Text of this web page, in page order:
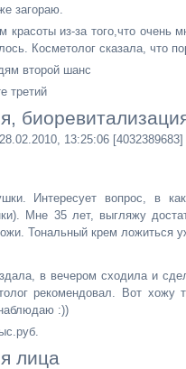
загораю.
красоты из-за того,что
Косметолог сказала, что
второй шанс
третий
13:25:06 [4032389683]
Интересует вопрос, в
Мне 35 лет, выгляжу
Тональный крем ложиться
в вечером сходила и
рекомендовал. Вот
:))
лица